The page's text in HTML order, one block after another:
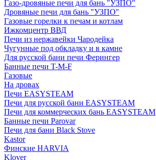
Газо-дровяные печи для бань "УЗПО"
Дровяные печи для бань "УЗПО"
Газовые горелки к печам и котлам
Ижкомцентр ВВД
Печи из нержавейки Чародейка
Чугунные под обкладку и в камне
Для русской бани печи Ферингер
Банные печи T-M-F
Газовые
На дровах
Печи EASYSTEAM
Печи для русской бани EASYSTEAM
Печи для коммерческих бань EASYSTEAM
Банные печи Parovar
Печи для бани Black Stove
Kastor
Финские HARVIA
Klover